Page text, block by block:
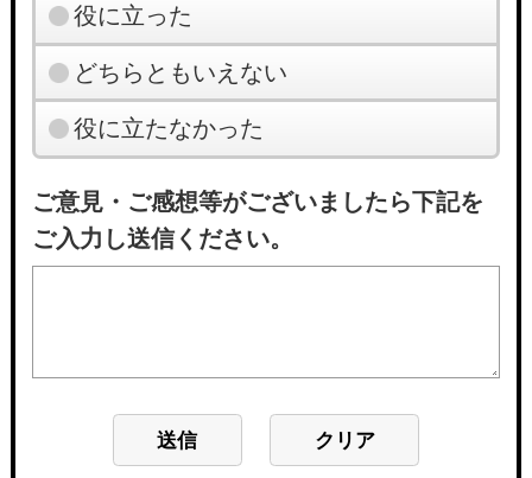
役に立った
どちらともいえない
役に立たなかった
ご意見・ご感想等がございましたら下記を
ご入力し送信ください。